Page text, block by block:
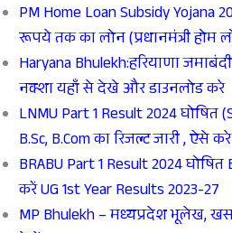
PM Home Loan Subsidy Yojana
रूपये तक का लोन (प्रधानमंत्री होम
Haryana Bhulekh:हरियाणा
नक्शा यहाँ से देखे और डाउनलोड करे
LNMU Part 1 Result 2024 घोषित
B.Sc, B.Com का रिजल्ट जारी , ऐसे
BRABU Part 1 Result 2024 घोषित
करें UG 1st Year Results 2023-27
MP Bhulekh – मध्यप्रदेश भूलेख,